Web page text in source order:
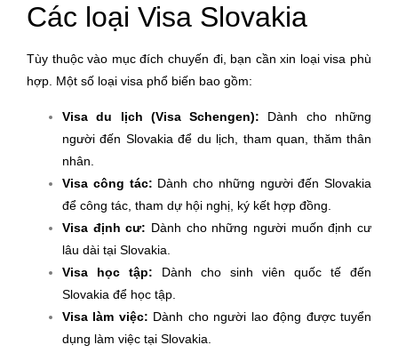
Bảo hiểm y tế, tai nạn hay bảo hiểm du lịch quốc tế có
dụng toàn bộ cho chuyến du lịch. Tối thiểu 30.000
EURO
Xác nhận số dư sổ tiết kiệm (Ra ngân hàng xác nhận)
Sổ đỏ hoặc Giấy chứng nhận quyền sử dụng đất,
dấu đỏ hoặc xác nhận của chính quyền địa phương
(nếu có) (Bản sao y)
Giấy chứng nhận sở hữu các tài sản khác nếu có (xe
hơi, cổ phiếu, cổ phần, trái phiếu) (Bản sao y)
Hợp đồng cho thuê nhà + hóa đơn nộp thuế (nếu có)
Các loại Visa Slovakia
Tùy thuộc vào mục đích chuyến đi, bạn cần xin loại visa phù
hợp. Một số loại visa phổ biến bao gồm:
Visa du lịch (Visa Schengen): Dành cho những
người đến Slovakia để du lịch, tham quan, thăm thân
nhân.
Visa công tác: Dành cho những người đến Slovakia
để công tác, tham dự hội nghị, ký kết hợp đồng.
Visa định cư: Dành cho những người muốn định cư
lâu dài tại Slovakia.
Visa học tập: Dành cho sinh viên quốc tế đến
Slovakia để học tập.
Visa làm việc: Dành cho người lao động được tuyển
dụng làm việc tại Slovakia.